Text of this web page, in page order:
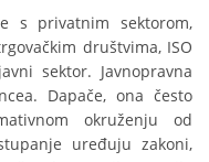
s privatnim sektorom,
društvima, ISO
sektor. Javnopravna
Dapače, ona često
okruženju od
uređuju zakoni,